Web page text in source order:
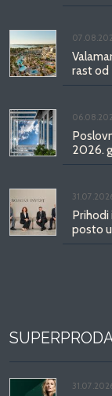
rast od
2026.
Prihodi
posto